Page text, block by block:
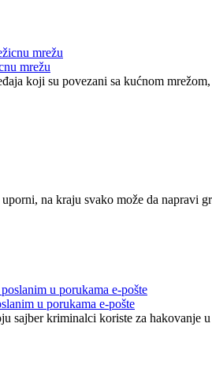
mrežu
koji su povezani sa kućnom
na kraju svako može da napravi
u porukama e-pošte
sajber kriminalci koriste za hakovanje